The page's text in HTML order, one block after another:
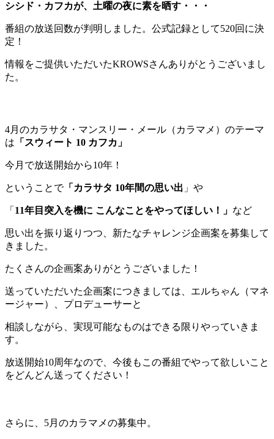
シシド・カフカが、土曜の夜に素を晒す・・・
番組の放送回数が判明しました。公式記録として520回に決
定！
情報をご提供いただいたKROWSさんありがとうございまし
た。
4月のカラサタ・マンスリー・メール（カラマメ）のテーマ
は 「スウィート 10 カフカ」
今月で放送開始から10年！
ということで「カラサタ 10年間の思い出 」や
「 11年目突入を機に こんなことをやってほしい！」 など
思い出を振り返りつつ、新たなチャレンジ企画案を募集して
きました。
たくさんの企画案ありがとうございました！
送っていただいた企画案につきましては、エルちゃん（マネ
ージャー）、プロデューサーと
相談しながら、実現可能なものはできる限りやっていきま
す。
放送開始10周年なので、今後もこの番組でやって欲しいこと
をどんどん送ってください！
さらに、5月のカラマメの募集中。